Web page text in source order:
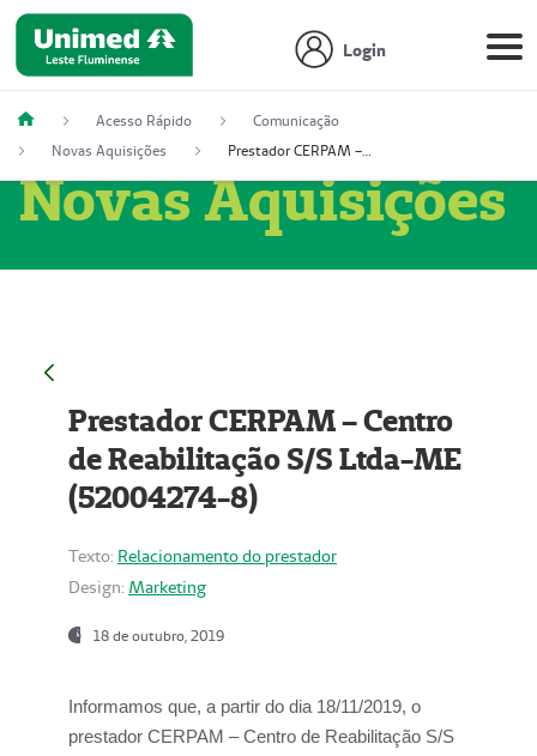
Login
Acesso Rápido
Comunicação
Novas Aquisições
Prestador CERPAM – Centro de Reabilitação S/S Ltda-ME (52004274-8)
Novas Aquisições
Prestador CERPAM – Centro
de Reabilitação S/S Ltda-ME
(52004274-8)
Texto: Relacionamento do prestador
Design: Marketing
18 de outubro, 2019
Informamos que, a partir do dia 18/11/2019, o
prestador CERPAM – Centro de Reabilitação S/S